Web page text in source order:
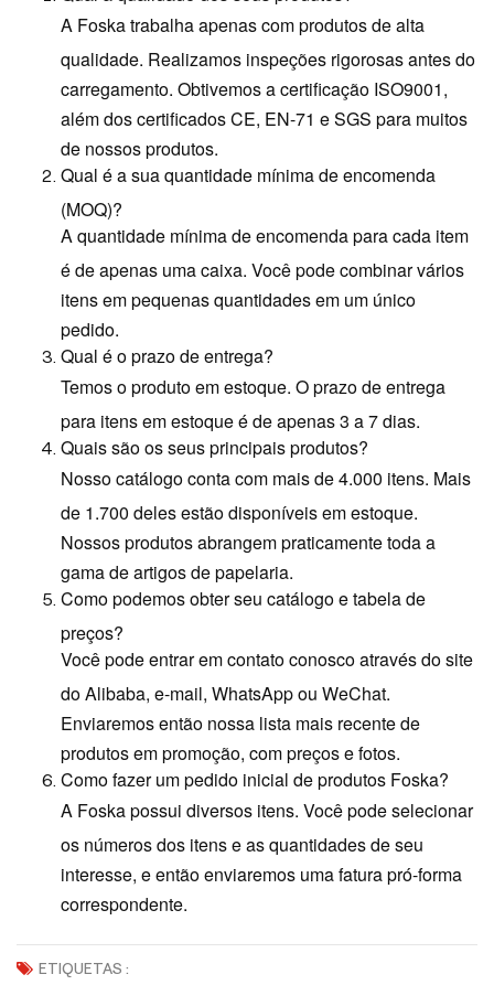
A Foska trabalha apenas com produtos de alta
qualidade. Realizamos inspeções rigorosas antes do
carregamento. Obtivemos a certificação ISO9001,
além dos certificados CE, EN-71 e SGS para muitos
de nossos produtos.
Qual é a sua quantidade mínima de encomenda
(MOQ)?
A quantidade mínima de encomenda para cada item
é de apenas uma caixa. Você pode combinar vários
itens em pequenas quantidades em um único
pedido.
Qual é o prazo de entrega?
Temos o produto em estoque. O prazo de entrega
para itens em estoque é de apenas 3 a 7 dias.
Quais são os seus principais produtos?
Nosso catálogo conta com mais de 4.000 itens. Mais
de 1.700 deles estão disponíveis em estoque.
Nossos produtos abrangem praticamente toda a
gama de artigos de papelaria.
Como podemos obter seu catálogo e tabela de
preços?
Você pode entrar em contato conosco através do site
do Alibaba, e-mail, WhatsApp ou WeChat.
Enviaremos então nossa lista mais recente de
produtos em promoção, com preços e fotos.
Como fazer um pedido inicial de produtos Foska?
A Foska possui diversos itens. Você pode selecionar
os números dos itens e as quantidades de seu
interesse, e então enviaremos uma fatura pró-forma
correspondente.
ETIQUETAS :